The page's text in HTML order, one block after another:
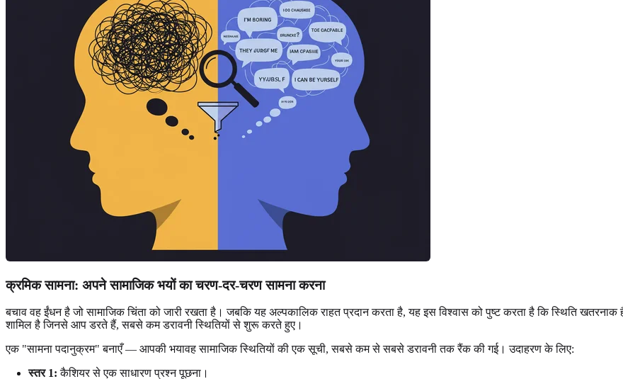
क्रमिक सामना: अपने सामाजिक भयों का चरण-दर-चरण सामना करना
बचाव वह ईंधन है जो सामाजिक चिंता को जारी रखता है। जबकि यह अल्पकालिक राहत प्रदान करता है, यह इस विश्वास को पुष्ट करता है कि स्थिति
शामिल है जिनसे आप डरते हैं, सबसे कम डरावनी स्थितियों से शुरू करते हुए।
एक "सामना पदानुक्रम" बनाएँ — आपकी भयावह सामाजिक स्थितियों की एक सूची, सबसे कम से सबसे डरावनी तक रैंक की गई। उदाहरण के लिए:
स्तर 1: कैशियर से एक साधारण प्रश्न पूछना।